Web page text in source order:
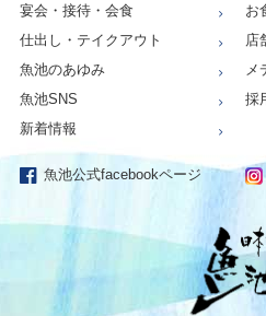
宴会・接待・会食
お
仕出し・テイクアウト
店
魚池のあゆみ
メ
魚池SNS
採
新着情報
魚池公式facebookページ